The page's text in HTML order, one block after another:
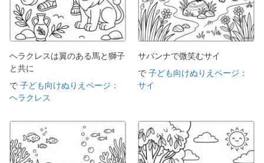
ヘラクレスは翼のある馬と獅子
と共に
で 子ども向けぬりえページ：
ヘラクレス
サバンナで微笑むサイ
で 子ども向けぬりえページ：
サイ